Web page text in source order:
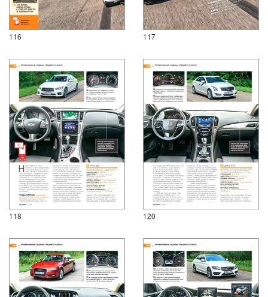
116 117
118 120